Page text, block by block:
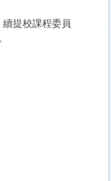
提校課程委員